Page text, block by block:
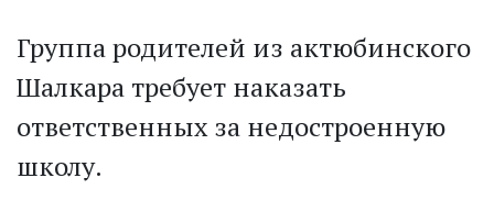
Группа родителей из актюбинского
Шалкара требует наказать
ответственных за недостроенную
школу.